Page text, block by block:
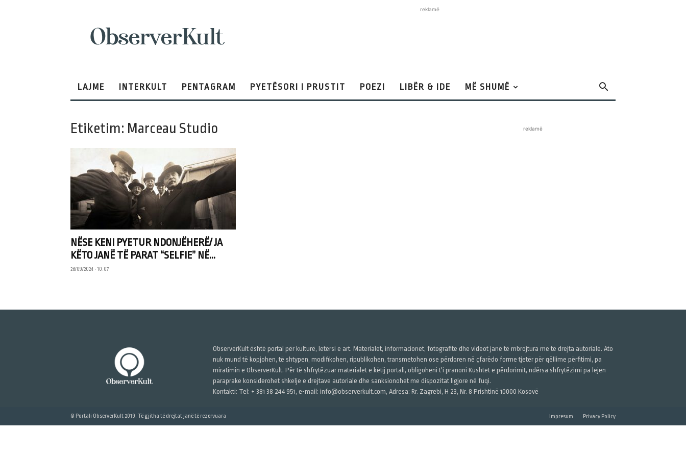
reklamë
LAJME INTERKULT PENTAGRAM PYETËSORI I PRUSTIT POEZI LIBËR & IDE MË SHUMË
Etiketim: Marceau Studio
NËSE KENI PYETUR NDONJËHERË/ JA
KËTO JANË TË PARAT “SELFIE” NË...
26/09/2024 • 10:07
reklamë
ObserverKult është portal për kulturë, letërsi e art. Materialet, informacionet, fotografitë dhe videot janë të mbrojtura me të drejta autoriale. Ato
nuk mund të kopjohen, të shtypen, modifikohen, ripublikohen, transmetohen ose përdoren në çfarëdo forme tjetër për qëllime përfitimi, pa
miratimin e ObserverKult. Për të shfrytëzuar materialet e këtij portali, obligoheni t'i pranoni Kushtet e përdorimit, ndërsa shfrytëzimi pa lejen
paraprake konsiderohet shkelje e drejtave autoriale dhe sanksionohet me dispozitat ligjore në fuqi.
Kontakti: Tel: + 381 38 244 951, e-mail: info@observerkult.com, Adresa: Rr. Zagrebi, H 23, Nr. 8 Prishtinë 10000 Kosovë
Impresum Privacy Policy
© Portali ObserverKult 2019. Të gjitha të drejtat janë të rezervuara